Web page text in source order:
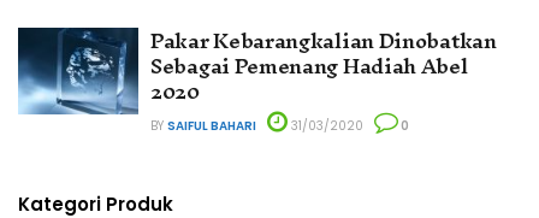
Pakar Kebarangkalian Dinobatkan
Sebagai Pemenang Hadiah Abel
2020
BY SAIFUL BAHARI 31/03/2020 0
Kategori Produk